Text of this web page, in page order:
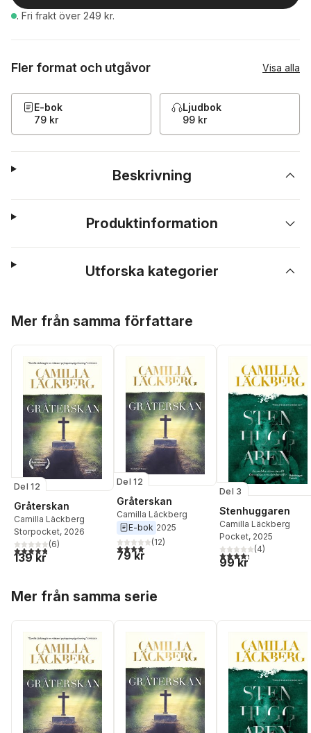
. Fri frakt över 249 kr.
Fler format och utgåvor Visa alla
E-bok
79 kr
Ljudbok
99 kr
Beskrivning
Produktinformation
Utforska kategorier
Mer från samma författare
Del 12
Gråterskan
Camilla Läckberg
Storpocket, 2026
4,8utav 5 stjärnor. Totalt antal röster:
(6)
139 kr
Del 12
Gråterskan
Camilla Läckberg
E-bok 2025
4,1utav 5 stjärnor. Totalt antal röster:
(12)
79 kr
Del 3
Stenhuggaren
Camilla Läckberg
Pocket, 2025
4,3utav 5 stjärnor.
(4)
99 kr
Mer från samma serie